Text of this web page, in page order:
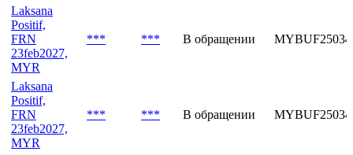
Laksana
Positif,
FRN
23feb2027,
MYR
*** *** В обращении
Laksana
Positif,
FRN
23feb2027,
MYR
*** *** В обращении